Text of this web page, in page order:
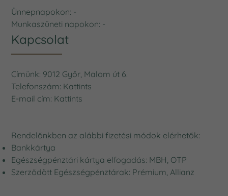
Ünnepnapokon: -
Munkaszüneti napokon: -
Kapcsolat
Címünk: 9012 Győr, Malom út 6.
Telefonszám: Kattints
E-mail cím: Kattints
Rendelőnkben az alábbi fizetési módok elérhetők:
Bankkártya
Egészségpénztári kártya elfogadás: MBH, OTP
Szerződött Egészségpénztárak: Prémium, Allianz